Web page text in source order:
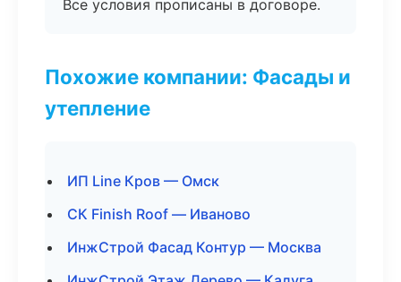
Все условия прописаны в договоре.
Похожие компании: Фасады и
утепление
ИП Line Кров — Омск
СК Finish Roof — Иваново
ИнжСтрой Фасад Контур — Москва